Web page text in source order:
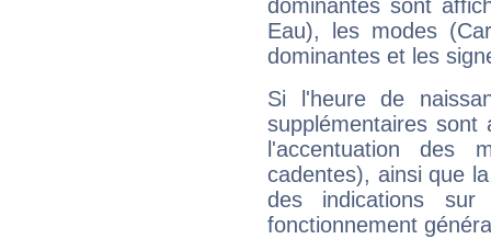
dominantes sont
Eau), les modes
dominantes et les
Si l'heure de
supplémentaires sont
l'accentuation des
cadentes), ainsi que
des indications sur
fonctionnement